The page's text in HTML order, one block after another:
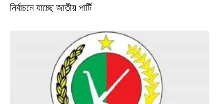
নির্বাচনে যাচ্ছে জাতীয় পার্টি